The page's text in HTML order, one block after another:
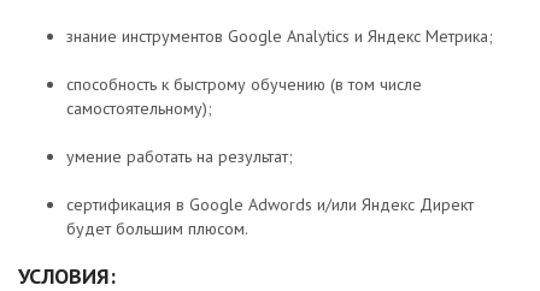
знание инструментов Google Analytics и Яндекс Метрика;
способность к быстрому обучению (в том числе
самостоятельному);
умение работать на результат;
сертификация в Google Adwords и/или Яндекс Директ
будет большим плюсом.
УСЛОВИЯ: